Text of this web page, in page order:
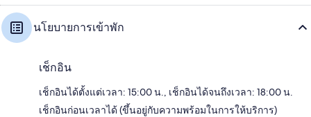
นโยบายการเข้าพัก
เช็กอิน
เช็กอินได้ตั้งแต่เวลา: 15:00 น., เช็กอินได้จนถึงเวลา: 18:00 น.
เช็กอินก่อนเวลาได้ (ขึ้นอยู่กับความพร้อมในการให้บริการ)